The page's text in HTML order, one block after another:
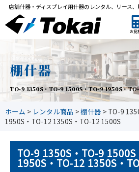
店舗什器・ディスプレイ用什器のレンタル、リース
お見
棚什器
TO-9 1350S・TO-9 1500S・TO-9 1950S・
ホーム > レンタル商品 >棚什器 > TO-9
1950S・TO-12 1350S・TO-12 1500S
TO-9 1350S・TO-9 1500S
1950S・TO-12 1350S・